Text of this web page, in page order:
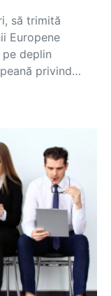
să trimită
Europene
deplin
privind…